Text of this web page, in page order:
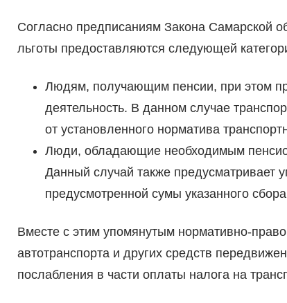
Согласно предписаниям Закона Самарской
льготы предоставляются следующей
Людям, получающим пенсии, при этом
деятельность. В данном случае
от установленного норматива
Люди, обладающие необходимым
Данный случай также предусматривает
предусмотренной сумы указанного
Вместе с этим упомянутым нормативно-
автотранспорта и других средств
послабления в части оплаты налога на